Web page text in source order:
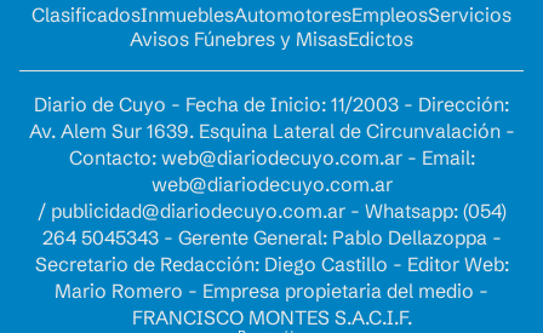
ClasificadosInmueblesAutomotoresEmpleosServicios
Avisos Fúnebres y MisasEdictos
Diario de Cuyo - Fecha de Inicio: 11/2003 - Dirección:
Av. Alem Sur 1639. Esquina Lateral de Circunvalación -
Contacto: web@diariodecuyo.com.ar- Email:
web@diariodecuyo.com.ar
/ publicidad@diariodecuyo.com.ar- Whatsapp: (054)
264 5045343 - Gerente General: Pablo Dellazoppa -
Secretario de Redacción: Diego Castillo - Editor Web:
Mario Romero - Empresa propietaria del medio -
FRANCISCO MONTES S.A.C.I.F.